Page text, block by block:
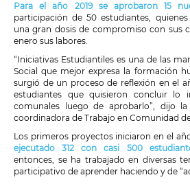
Para el año 2019 se aprobaron 15
participación de 50 estudiantes,
una gran dosis de compromiso con sus
enero sus labores.
“Iniciativas Estudiantiles es una de las
Social que mejor expresa la formación
surgió de un proceso de reflexión en el
estudiantes que quisieron concluir lo
comunales luego de aprobarlo”, dijo la
coordinadora de Trabajo en Comunidad de
Los primeros proyectos iniciaron en el
ejecutado 312 con casi 500
entonces, se ha trabajado en diversas
participativo de aprender haciendo y de